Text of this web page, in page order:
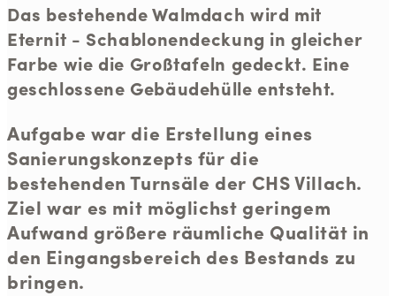
Das bestehende Walmdach wird mit
Eternit - Schablonendeckung in gleicher
Farbe wie die Großtafeln gedeckt. Eine
geschlossene Gebäudehülle entsteht.
Aufgabe war die Erstellung eines
Sanierungskonzepts für die
bestehenden Turnsäle der CHS Villach.
Ziel war es mit möglichst geringem
Aufwand größere räumliche Qualität in
den Eingangsbereich des Bestands zu
bringen.